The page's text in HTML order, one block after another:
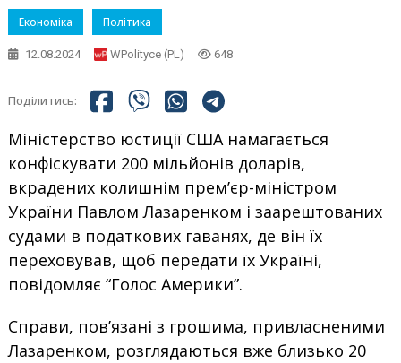
Економіка Політика
12.08.2024 WPolityce (PL) 648
Поділитись:
Міністерство юстиції США намагається
конфіскувати 200 мільйонів доларів,
вкрадених колишнім прем’єр-міністром
України Павлом Лазаренком і заарештованих
судами в податкових гаванях, де він їх
переховував, щоб передати їх Україні,
повідомляє “Голос Америки”.
Справи, пов’язані з грошима, привласненими
Лазаренком, розглядаються вже близько 20